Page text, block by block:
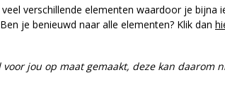
verschillende elementen waardoor je bijna
je benieuwd naar alle elementen? Klik dan
jou op maat gemaakt, deze kan daarom